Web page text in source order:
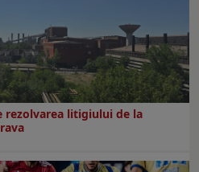
rezolvarea litigiului de la